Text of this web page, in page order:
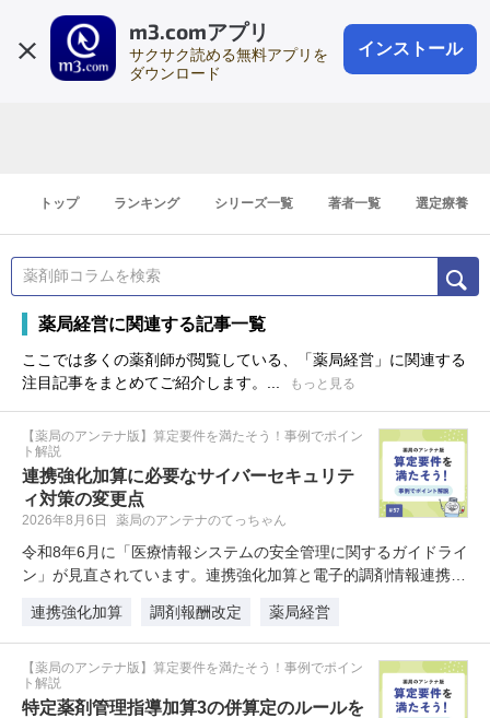
m3.comアプリ
サクサク読める無料アプリを
ダウンロード
インストール
会員登録
登録1分
トップ ランキング シリーズ一覧 著者一覧 選定療養
薬局経営に関連する記事一覧
ここでは多くの薬剤師が閲覧している、「薬局経営」に関連する
注目記事をまとめてご紹介します。...
もっと見る
【薬局のアンテナ版】算定要件を満たそう！事例でポイン
ト解説
連携強化加算に必要なサイバーセキュリテ
ィ対策の変更点
2026年8月6日 薬局のアンテナのてっちゃん
令和8年6月に「医療情報システムの安全管理に関するガイドライ
ン」が見直されています。連携強化加算と電子的調剤情報連携体
連携強化加算
調剤報酬改定 薬局経営
【薬局のアンテナ版】算定要件を満たそう！事例でポイン
ト解説
特定薬剤管理指導加算3の併算定のルールを